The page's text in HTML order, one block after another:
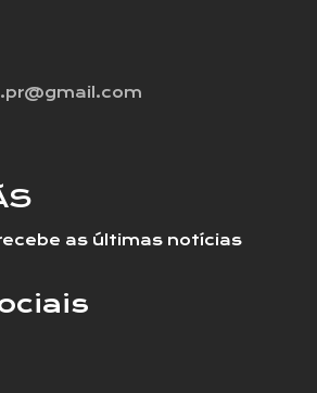
as últimas notícias